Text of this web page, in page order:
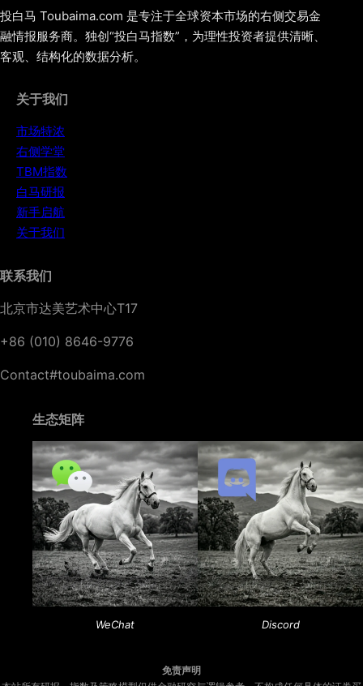
投白马 Toubaima.com 是专注于全球资本市场的右侧交易金
融情报服务商。独创“投白马指数”，为理性投资者提供清晰、
客观、结构化的数据分析。
关于我们
市场特浓
右侧学堂
TBM指数
白马研报
新手启航
关于我们
联系我们
北京市达美艺术中心T17
+86 (010) 8646-9776
Contact#toubaima.com
生态矩阵
WeChat Discord
免责声明